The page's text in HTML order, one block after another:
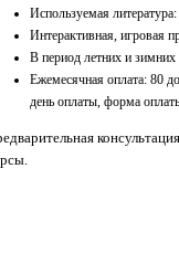
Используемая
Интерактивная, игровая
В период летних и
Ежемесячная оплата: 80
день оплаты, форма